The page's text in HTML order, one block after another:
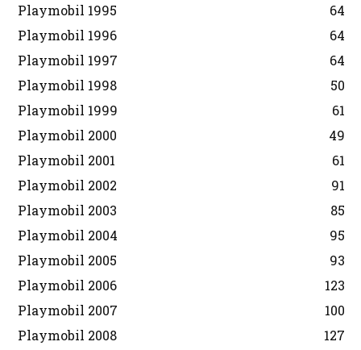
Playmobil 1995
64
Playmobil 1996
64
Playmobil 1997
64
Playmobil 1998
50
Playmobil 1999
61
Playmobil 2000
49
Playmobil 2001
61
Playmobil 2002
91
Playmobil 2003
85
Playmobil 2004
95
Playmobil 2005
93
Playmobil 2006
123
Playmobil 2007
100
Playmobil 2008
127